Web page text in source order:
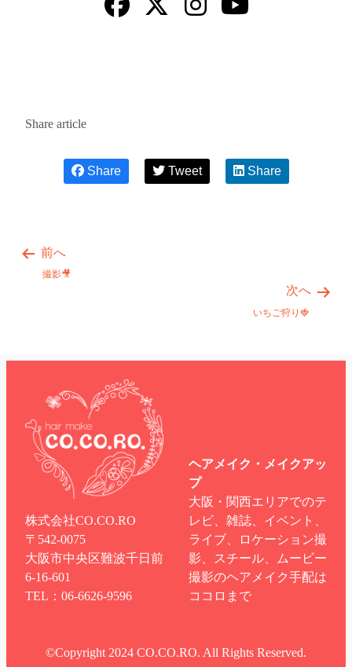
Share article
Share Tweet Share
前へ
撮影🎥
次へ
いちご狩り🍓
株式会社CO.CO.RO
〒542-0075
大阪市中央区難波千日前
6-16-601
TEL：06-6626-9596
ヘアメイク・メイクアッ
プ
大阪・関西エリアでのテ
レビ、雑誌、イベント、
ライブ、ロケーション撮
影、スチール、ムービー
撮影のヘアメイク手配は
ココロまで
©︎Copyright 2024 CO.CO.RO. All Rights Reserved.